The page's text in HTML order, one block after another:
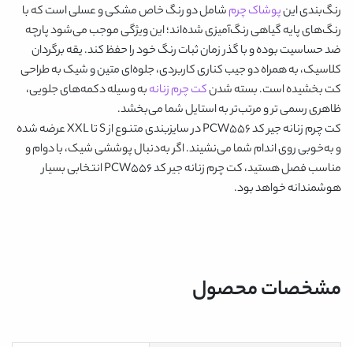
رنگ‌بندی اینپوشاک چرمشامل دو رنگ خاصمشکی و عسلیاست که با
رنگ‌های پایه گیاهی رنگ‌آمیزی شده‌اند؛ این ویژگی موجب می‌شود پارچه
ضد حساسیت بوده و با گذر زمان ثبات رنگ خود را حفظ کند. یقه‌ برگردان
کلاسیک، به همراه دو جیب کناری کاربردی، جلوه‌ای متین و شیک به طراحی
کت بخشیده است. بسته شدنکت چرم زنانهبه‌ وسیله دکمه‌های جلویی،
ظاهری رسمی‌ تر و مرتب‌تر به استایل شما می‌بخشد.
کت چرم زنانه جیر کد PCW556
در سایزبندی متنوع از S تا XXL عرضه شده
و به‌خوبی روی اندام شما می‌نشیند. اگر به‌دنبال پوششی شیک، با دوام و
مناسب فصل هستید،کت چرم زنانه جیر کد PCW556
انتخابی بسیار
هوشمندانه خواهد بود.
مشخصات محصول